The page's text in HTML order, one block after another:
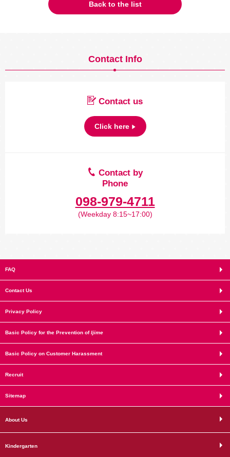
Back to the list
Contact Info
Contact by
Phone
098-979-4711
(Weekday 8:15~17:00)
Contact us
Click here
FAQ
Contact Us
Privacy Policy
Basic Policy for the Prevention ofIjime
Basic Policy on Customer Harassment
Recruit
Sitemap
About Us
Kindergarten